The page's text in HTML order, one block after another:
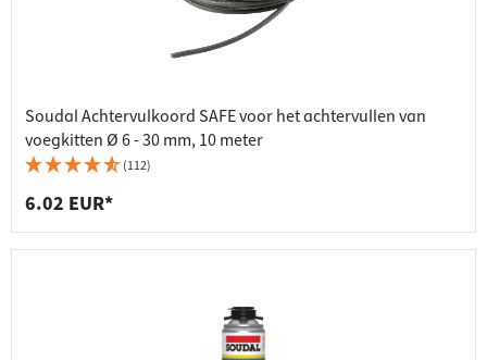
Soudal Achtervulkoord SAFE voor het achtervullen van
voegkitten Ø 6 - 30 mm, 10 meter
(112)
6.02 EUR*